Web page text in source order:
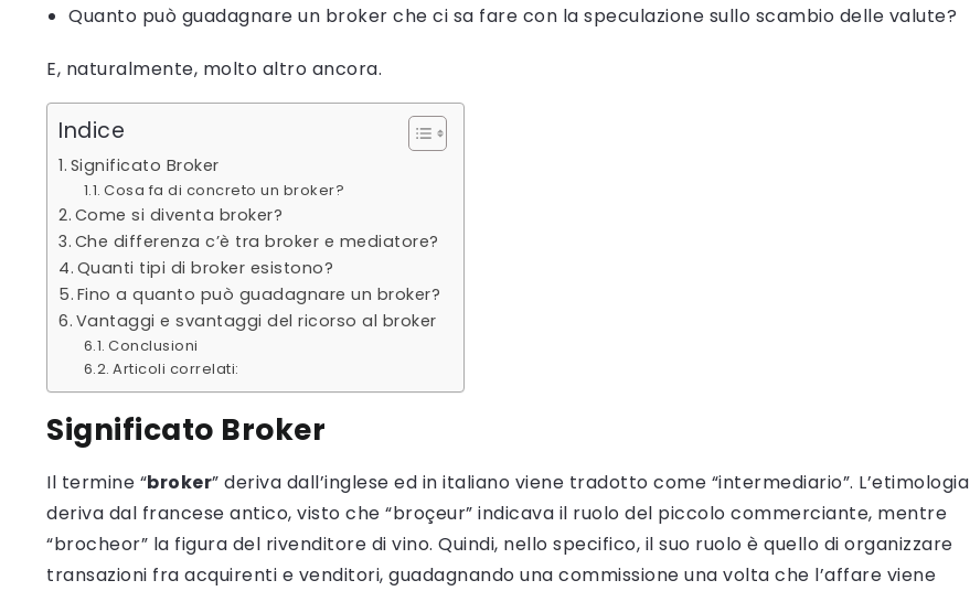
Quanto può guadagnare un broker che ci sa fare con la speculazione sullo scambio delle valute?
E, naturalmente, molto altro ancora.
Indice
Significato Broker
Cosa fa di concreto un broker?
Come si diventa broker?
Che differenza c’è tra broker e mediatore?
Quanti tipi di broker esistono?
Fino a quanto può guadagnare un broker?
Vantaggi e svantaggi del ricorso al broker
Conclusioni
Articoli correlati:
Significato Broker
Il termine “broker” deriva dall’inglese ed in italiano viene tradotto come “intermediario”. L’etimologia
deriva dal francese antico, visto che “broçeur” indicava il ruolo del piccolo commerciante, mentre
“brocheor” la figura del rivenditore di vino. Quindi, nello specifico, il suo ruolo è quello di organizzare
transazioni fra acquirenti e venditori, guadagnando una commissione una volta che l’affare viene